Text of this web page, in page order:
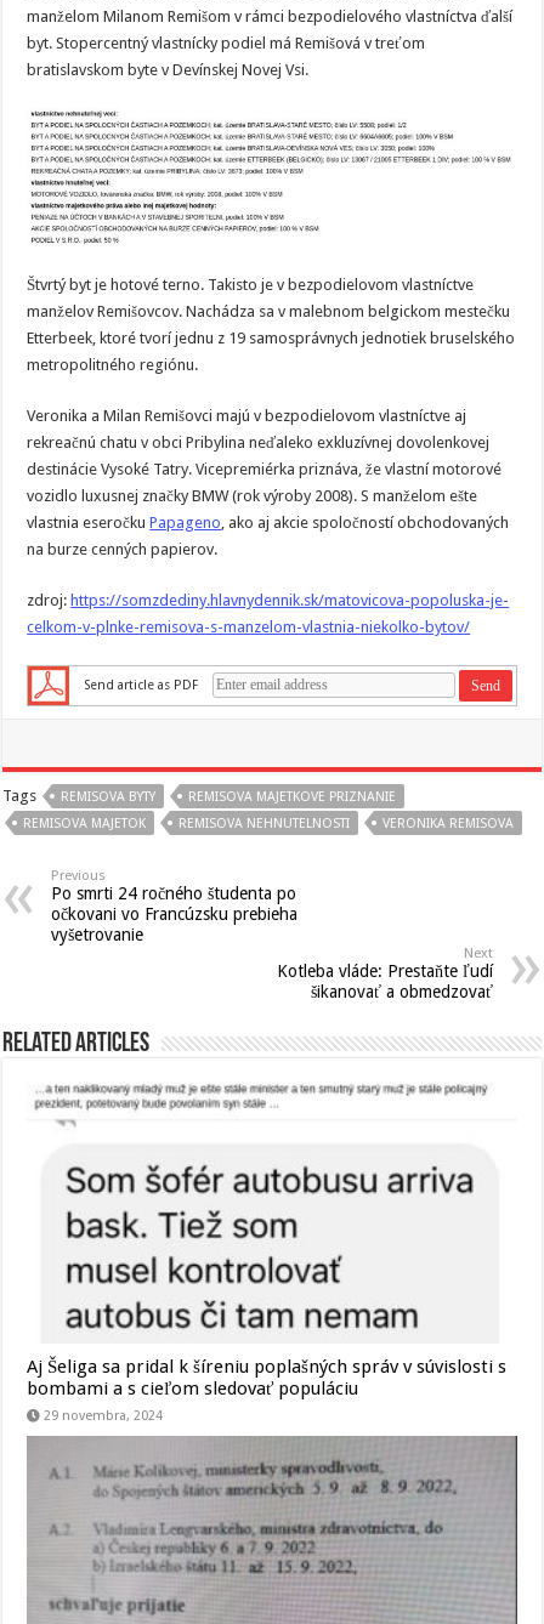
manželom Milanom Remišom v rámci bezpodielového vlastníctva ďalší
byt. Stopercentný vlastnícky podiel má Remišová v treťom
bratislavskom byte v Devínskej Novej Vsi.
Štvrtý byt je hotové terno. Takisto je v bezpodielovom vlastníctve
manželov Remišovcov. Nachádza sa v malebnom belgickom mestečku
Etterbeek, ktoré tvorí jednu z 19 samosprávnych jednotiek bruselského
metropolitného regiónu.
Veronika a Milan Remišovci majú v bezpodielovom vlastníctve aj
rekreačnú chatu v obci Pribylina neďaleko exkluzívnej dovolenkovej
destinácie Vysoké Tatry. Vicepremiérka priznáva, že vlastní motorové
vozidlo luxusnej značky BMW (rok výroby 2008). S manželom ešte
vlastnia eseročkuPapageno, ako aj akcie spoločností obchodovaných
na burze cenných papierov.
zdroj: https://somzdediny.hlavnydennik.sk/matovicova-popoluska-je-
celkom-v-plnke-remisova-s-manzelom-vlastnia-niekolko-bytov/
Send article as PDF
Tags REMISOVA BYTY
REMISOVA MAJETKOVE PRIZNANIE
REMISOVA MAJETOK
REMISOVA NEHNUTELNOSTI VERONIKA REMISOVA
Previous
Po smrti 24 ročného študenta po
očkovani vo Francúzsku prebieha
vyšetrovanie
Next
Kotleba vláde: Prestaňte ľudí
šikanovať a obmedzovať
Related Articles
Aj Šeliga sa pridal k šíreniu poplašných správ v súvislosti s
bombami a s cieľom sledovať populáciu
29 novembra, 2024